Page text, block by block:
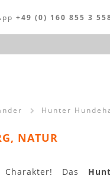
+49 (0) 160 855 3
Hunter
NATUR
Das